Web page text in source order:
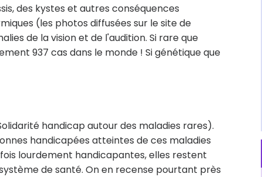
des kystes et autres conséquences
(les photos diffusées sur le site de
de la vision et de l'audition. Si rare que
937 cas dans le monde ! Si génétique que
handicap autour des maladies rares).
handicapées atteintes de ces maladies
lourdement handicapantes, elles restent
de santé. On en recense pourtant près